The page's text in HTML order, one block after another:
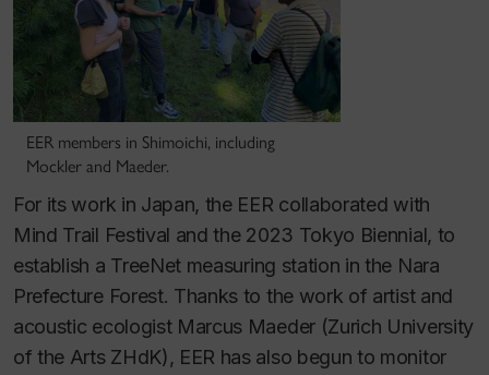
EER members in Shimoichi, including
Mockler and Maeder.
For its work in Japan, the EER collaborated with
Mind Trail Festival and the 2023 Tokyo Biennial, to
establish a TreeNet measuring station in the Nara
Prefecture Forest. Thanks to the work of artist and
acoustic ecologist Marcus Maeder (Zurich University
of the Arts ZHdK), EER has also begun to monitor